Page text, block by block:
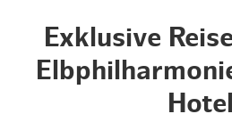
Exklusive
Hotel